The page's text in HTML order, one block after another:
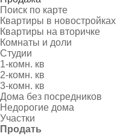
Поиск по карте
Квартиры в новостройках
Квартиры на вторичке
Комнаты и доли
Студии
1-комн. кв
2-комн. кв
3-комн. кв
Дома без посредников
Недорогие дома
Участки
Продать